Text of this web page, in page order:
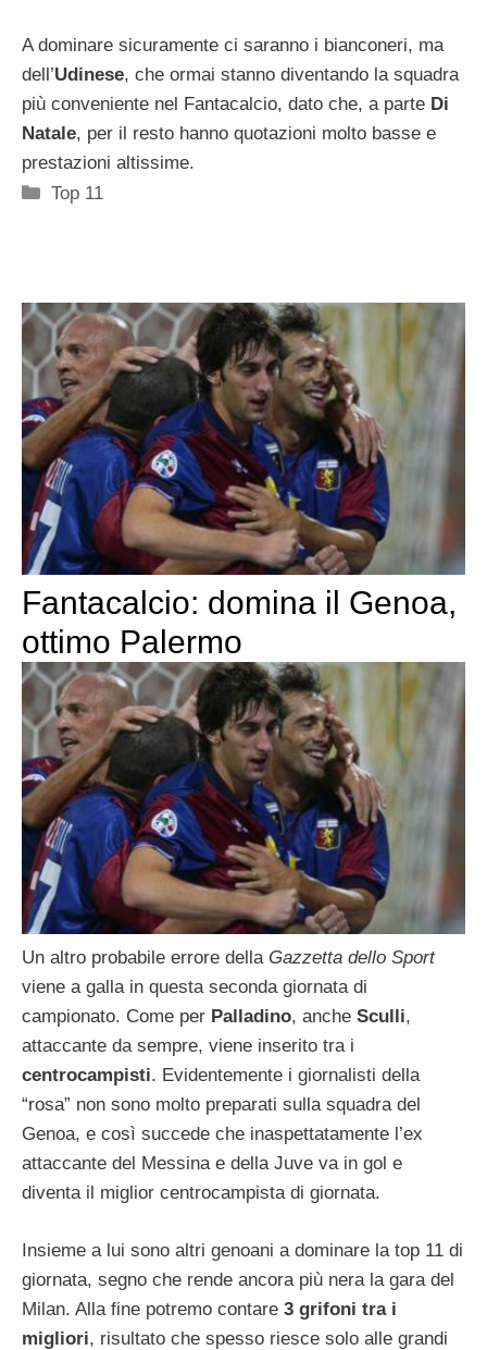
A dominare sicuramente ci saranno i bianconeri, ma
dell’Udinese, che ormai stanno diventando la squadra
più conveniente nel Fantacalcio, dato che, a parte Di
Natale, per il resto hanno quotazioni molto basse e
prestazioni altissime.
Categorie
Top 11
Fantacalcio: domina il Genoa,
ottimo Palermo
Un altro probabile errore dellaGazzetta dello Sport
viene a galla in questa seconda giornata di
campionato. Come per Palladino, anche Sculli,
attaccante da sempre, viene inserito tra i
centrocampisti. Evidentemente i giornalisti della
“rosa” non sono molto preparati sulla squadra del
Genoa, e così succede che inaspettatamente l’ex
attaccante del Messina e della Juve va in gol e
diventa il miglior centrocampista di giornata.
Insieme a lui sono altri genoani a dominare la top 11 di
giornata, segno che rende ancora più nera la gara del
Milan. Alla fine potremo contare 3 grifoni tra i
migliori, risultato che spesso riesce solo alle grandi